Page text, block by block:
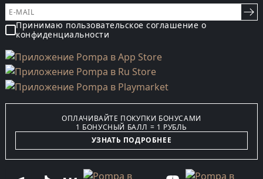
Принимаю пользовательское соглашение о
конфиденциальности
ОПЛАЧИВАЙТЕ ПОКУПКИ БОНУСАМИ
1 БОНУСНЫЙ БАЛЛ = 1 РУБЛЬ
УЗНАТЬ ПОДРОБНЕЕ